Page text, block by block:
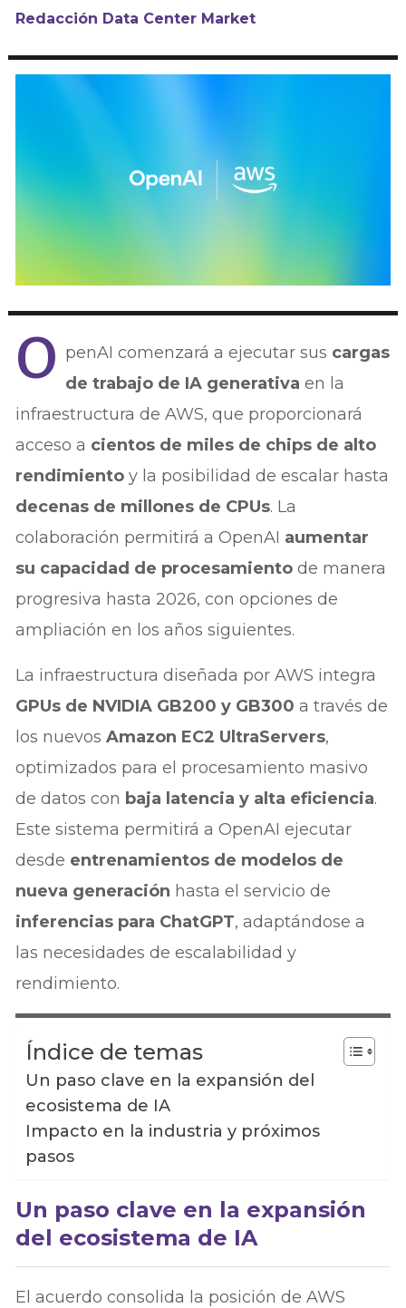
Redacción Data Center Market
O penAI comenzará a ejecutar sus cargas
de trabajo de IA generativa en la
infraestructura de AWS, que proporcionará
acceso a cientos de miles de chips de alto
rendimiento y la posibilidad de escalar hasta
decenas de millones de CPUs. La
colaboración permitirá a OpenAI aumentar
su capacidad de procesamiento de manera
progresiva hasta 2026, con opciones de
ampliación en los años siguientes.
La infraestructura diseñada por AWS integra
GPUs de NVIDIA GB200 y GB300 a través de
los nuevosAmazon EC2 UltraServers,
optimizados para el procesamiento masivo
de datos con baja latencia y alta eficiencia.
Este sistema permitirá a OpenAI ejecutar
desde entrenamientos de modelos de
nueva generación hasta el servicio de
inferencias para ChatGPT, adaptándose a
las necesidades de escalabilidad y
rendimiento.
Índice de temas
Un paso clave en la expansión del
ecosistema de IA
Impacto en la industria y próximos
pasos
Un paso clave en la expansión
del ecosistema de IA
El acuerdo consolida la posición de AWS